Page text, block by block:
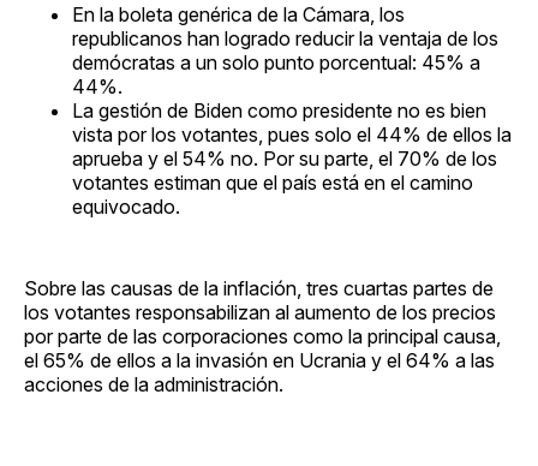
En la boleta genérica de la Cámara, los
republicanos han logrado reducir la ventaja de los
demócratas a un solo punto porcentual: 45% a
44%.
La gestión de Biden como presidente no es bien
vista por los votantes, pues solo el 44% de ellos la
aprueba y el 54% no. Por su parte, el 70% de los
votantes estiman que el país está en el camino
equivocado.
Sobre las causas de la inflación, tres cuartas partes de
los votantes responsabilizan al aumento de los precios
por parte de las corporaciones como la principal causa,
el 65% de ellos a la invasión en Ucrania y el 64% a las
acciones de la administración.